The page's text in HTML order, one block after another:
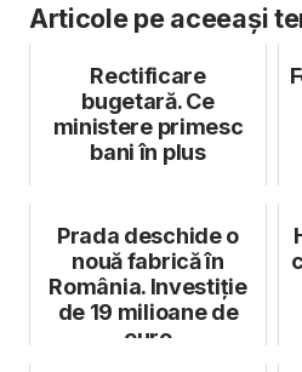
Articole pe aceeași
Rectificare
bugetară. Ce
ministere primesc
bani în plus
Prada deschide o
nouă fabrică în
România. Investiție
de 19 milioane de
euro